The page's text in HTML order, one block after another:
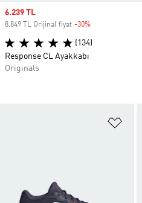
Sale price
6.239 TL
8.849 TL Orijinal fiyat -30%
(134)
Response CL Ayakkabı
Originals